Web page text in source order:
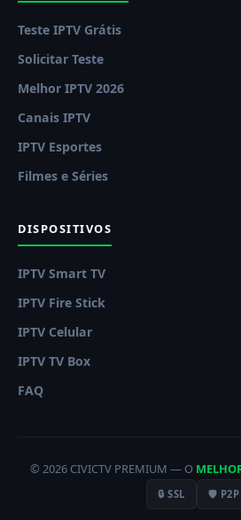
Teste IPTV Grátis
Solicitar Teste
Melhor IPTV 2026
Canais IPTV
IPTV Esportes
Filmes e Séries
DISPOSITIVOS
IPTV Smart TV
IPTV Fire Stick
IPTV Celular
IPTV TV Box
FAQ
© 2026 CIVICTV PREMIUM — O
🔒 SSL 🛡️ P2P